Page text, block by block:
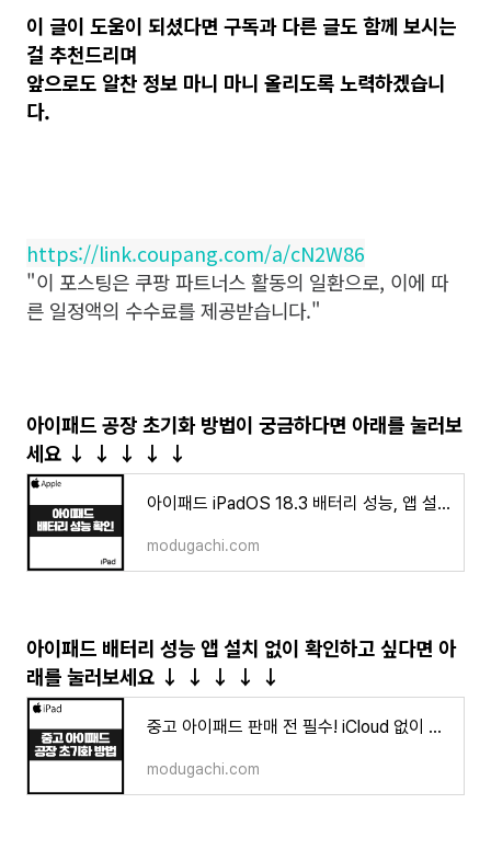
이 글이 도움이 되셨다면 구독과 다른 글도 함께 보시는
걸 추천드리며
앞으로도 알찬 정보 마니 마니 올리도록 노력하겠습니
다.
https://link.coupang.com/a/cN2W86
"이 포스팅은 쿠팡 파트너스 활동의 일환으로, 이에 따
른 일정액의 수수료를 제공받습니다."
아이패드 공장 초기화 방법이 궁금하다면 아래를 눌러보
세요 ↓ ↓ ↓ ↓ ↓
아이패드 iPadOS 18.3 배터리 성능, 앱 설치 없이 효율 수명 간단하게 확인
modugachi.com
아이패드 배터리 성능 앱 설치 없이 확인하고 싶다면 아
래를 눌러보세요 ↓ ↓ ↓ ↓ ↓
중고 아이패드 판매 전 필수! iCloud 없이 안전하게 공장 초기화하는 법
modugachi.com